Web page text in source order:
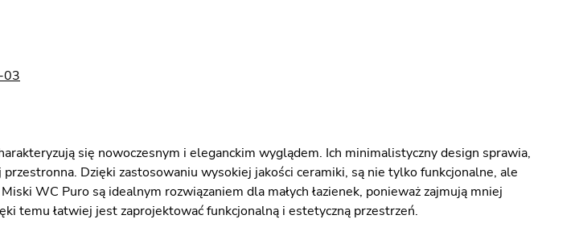
03
się nowoczesnym i eleganckim wyglądem. Ich minimalistyczny design sprawia,
przestronna. Dzięki zastosowaniu wysokiej jakości ceramiki, są nie tylko funkcjonalne, ale
WC Puro są idealnym rozwiązaniem dla małych łazienek, ponieważ zajmują mniej
temu łatwiej jest zaprojektować funkcjonalną i estetyczną przestrzeń.